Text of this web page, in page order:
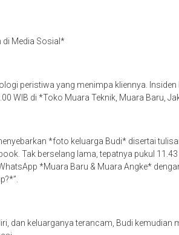
Media Sosial*
peristiwa yang menimpa kliennya. Insiden
WIB di *Toko Muara Teknik, Muara Baru,
*foto keluarga Budi* disertai
Tak berselang lama, tepatnya pukul 11.43
*Muara Baru & Muara Angke*
dan keluarganya terancam, Budi kemudian